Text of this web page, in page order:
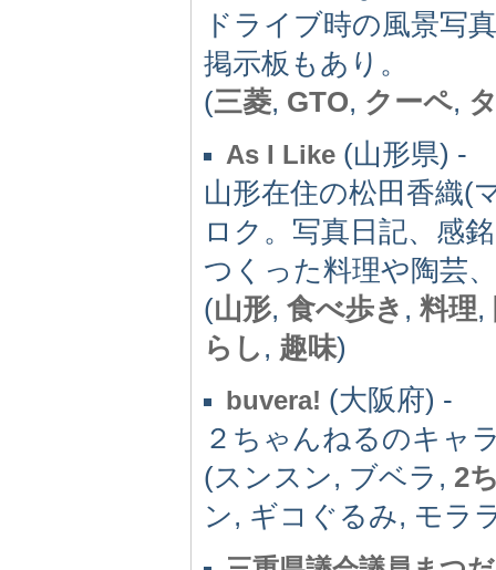
ドライブ時の風景写
掲示板もあり。
(三菱, GTO, クーペ,
As I Like (山形県) -
山形在住の松田香織(
ロク。写真日記、感
つくった料理や陶芸
(山形, 食べ歩き , 料理,
らし , 趣味)
buvera! (大阪府) -
２ちゃんねるのキャ
(スンスン, ブベラ, 2
ン, ギコぐるみ, モラ